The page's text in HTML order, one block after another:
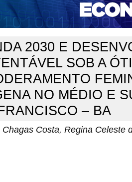
Chagas Costa
2030 E
SOB A
NO MÉDIO E
– BA
Chagas Costa, Regina Celeste